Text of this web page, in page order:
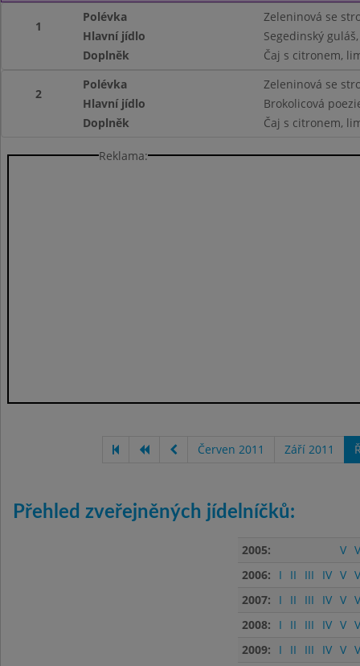
1
Polévka
Zeleninová se
Hlavní jídlo
Segedinský
Doplněk
Čaj s citronem,
2
Polévka
Zeleninová se
Hlavní jídlo
Brokolicová
Doplněk
Čaj s citronem,
Reklama:
Červen 2011 Září 2011
Přehled zveřejněných jídelníčků:
2005: V
2006:
I II III IV V
2007:
I II III IV V
2008:
I II III IV V
2009:
I II III IV V